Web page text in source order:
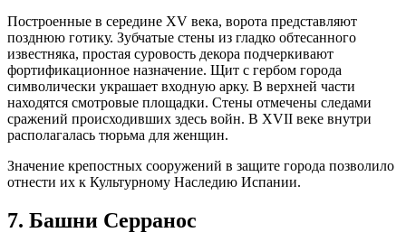
Построенные в середине XV века, ворота представляют
позднюю готику. Зубчатые стены из гладко обтесанного
известняка, простая суровость декора подчеркивают
фортификационное назначение. Щит с гербом города
символически украшает входную арку. В верхней части
находятся смотровые площадки. Стены отмечены следами
сражений происходивших здесь войн. В XVII веке внутри
располагалась тюрьма для женщин.
Значение крепостных сооружений в защите города позволило
отнести их к Культурному Наследию Испании.
7. Башни Серранос